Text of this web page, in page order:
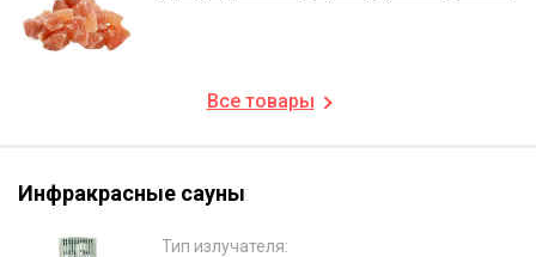
Все товары
Инфракрасные сауны
Тип излучателя: